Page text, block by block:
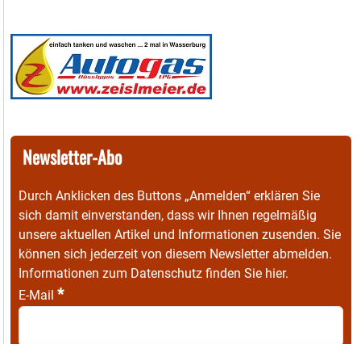
Newsletter-Abo
Durch Anklicken des Buttons „Anmelden“ erklären Sie
sich damit einverstanden, dass wir Ihnen regelmäßig
unsere aktuellen Artikel und Informationen zusenden. Sie
können sich jederzeit von diesem Newsletter abmelden.
Informationen zum Datenschutz finden Sie hier.
E-Mail *